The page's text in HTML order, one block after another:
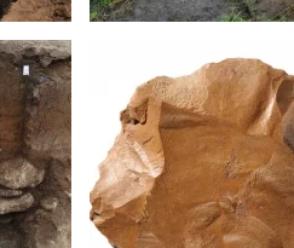
sud,
fouille
d'écoulement pour vider la
zone D © Paléotime